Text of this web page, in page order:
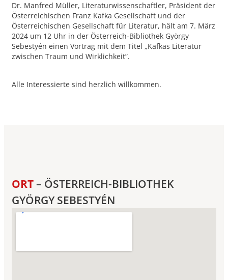
Dr. Manfred Müller, Literaturwissenschaftler, Präsident der
Österreichischen Franz Kafka Gesellschaft und der
Österreichischen Gesellschaft für Literatur, hält am 7. März
2024 um 12 Uhr in der Österreich-Bibliothek György
Sebestyén einen Vortrag mit dem Titel „Kafkas Literatur
zwischen Traum und Wirklichkeit”.
Alle Interessierte sind herzlich willkommen.
ORT– ÖSTERREICH-BIBLIOTHEK
GYÖRGY SEBESTYÉN